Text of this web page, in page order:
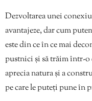
Dezvoltarea unei
avantajeze, dar cum
este din ce în ce mai
pustnici și să trăim într-o
aprecia natura și a
pe care le puteți pune în